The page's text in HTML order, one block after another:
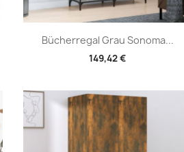
Bücherregal Grau Sonoma...
149,42 €
Vorschau